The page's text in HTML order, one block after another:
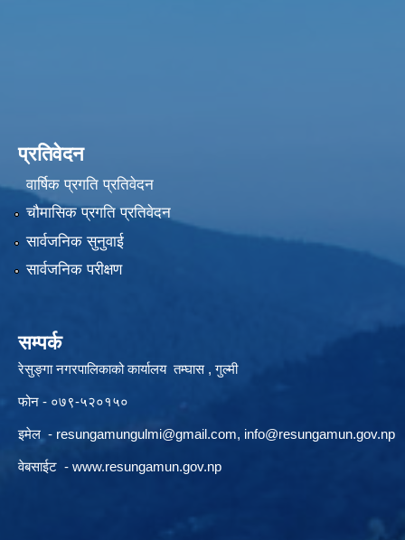
प्रतिवेदन
वार्षिक प्रगति प्रतिवेदन
चौमासिक प्रगति प्रतिवेदन
सार्वजनिक सुनुवाई
सार्वजनिक परीक्षण
सम्पर्क
रेसुङ्गा नगरपालिकाको कार्यालय तम्घास , गुल्मी
फोन - ०७९-५२०१५०
इमेल - resungamungulmi@gmail.com, info@resungamun.gov.np
वेबसाईट - www.resungamun.gov.np